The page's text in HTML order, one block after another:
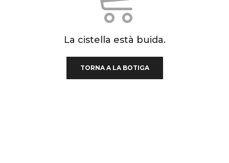
La cistella està buida.
TORNA A LA BOTIGA